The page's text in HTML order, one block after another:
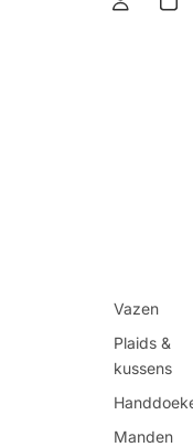
Vazen
Plaids &
kussens
Manden